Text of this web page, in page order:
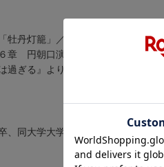
丹灯籠」／第３章 「牡丹灯籠
章 円朝口演『怪談牡丹燈籠』／
過ぎる』より
同大学大学院比較文化研究科博士